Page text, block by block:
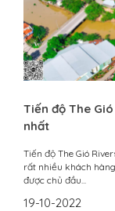
Tiến độ The
nhất
Tiến độ The Gió
rất nhiều khách
được chủ đầu...
19-10-2022